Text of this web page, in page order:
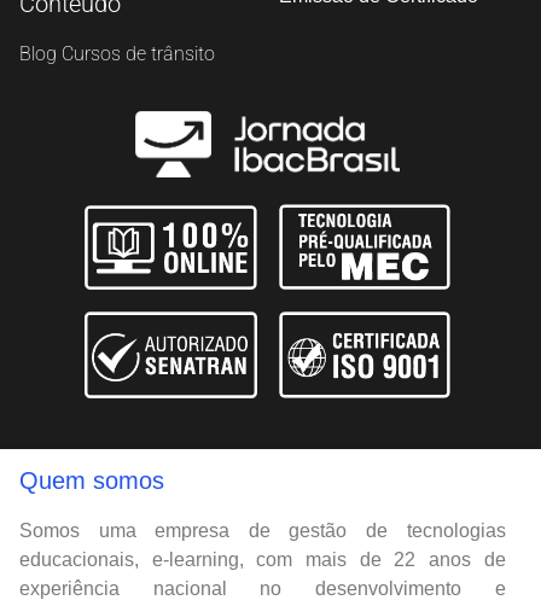
Blog Cursos de trânsito
Quem somos
Somos uma empresa de gestão de tecnologias
educacionais, e-learning, com mais de 22 anos de
experiência nacional no desenvolvimento e